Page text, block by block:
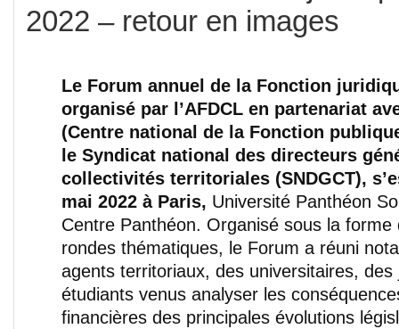
2022 – retour en images
Le Forum annuel de la Fonction
organisé par l’AFDCL en partenariat
(Centre national de la Fonction
le Syndicat national des directeurs
collectivités territoriales (SNDGCT),
mai 2022 à Paris, Université Panthéon
Centre Panthéon. Organisé sous la forme
rondes thématiques, le Forum a réuni
agents territoriaux, des universitaires, des
étudiants venus analyser les
financières des principales évolutions